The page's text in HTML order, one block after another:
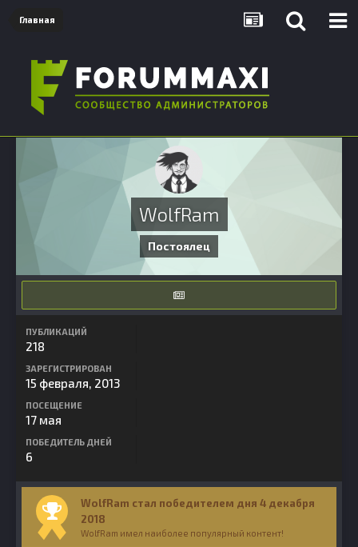
Главная
WolfRam
Постоялец
ПУБЛИКАЦИЙ
218
ЗАРЕГИСТРИРОВАН
15 февраля, 2013
ПОСЕЩЕНИЕ
17 мая
ПОБЕДИТЕЛЬ ДНЕЙ
6
WolfRam стал победителем дня 4 декабря
2018
WolfRam имел наиболее популярный контент!